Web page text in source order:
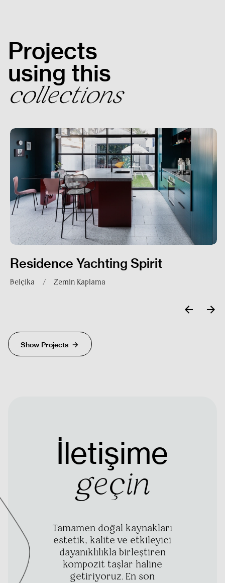
Gönder
Projects
using this
collections
Residence Yachting Spirit
Belçika / Zemin Kaplama
Show Projects
İletişime
geçin
Tamamen doğal kaynakları
estetik, kalite ve etkileyici
dayanıklılıkla birleştiren
kompozit taşlar haline
getiriyoruz. En son